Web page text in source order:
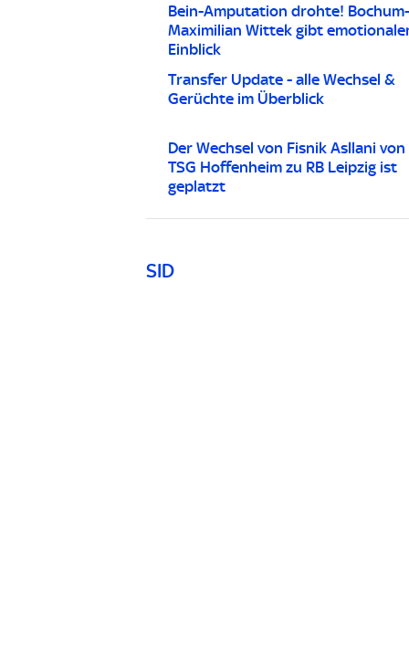
Bein-Amputation drohte!
Maximilian Wittek gibt
Einblick
Transfer Update - alle Wechsel &
Gerüchte im Überblick
Der Wechsel von Fisnik Asllani
TSG Hoffenheim zu RB Leipzig ist
geplatzt
SID